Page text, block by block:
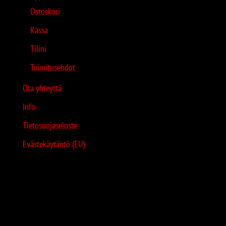
Ostoskori
Kassa
Tilini
Toimitusehdot
Ota yhteyttä
Info
Tietosuojaseloste
Evästekäytäntö (EU)